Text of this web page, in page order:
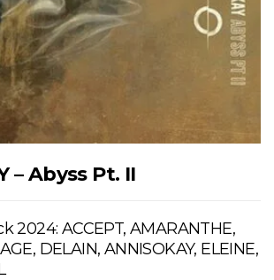
– Abyss Pt. II
2024: ACCEPT, AMARANTHE,
DELAIN, ANNISOKAY, ELEINE,